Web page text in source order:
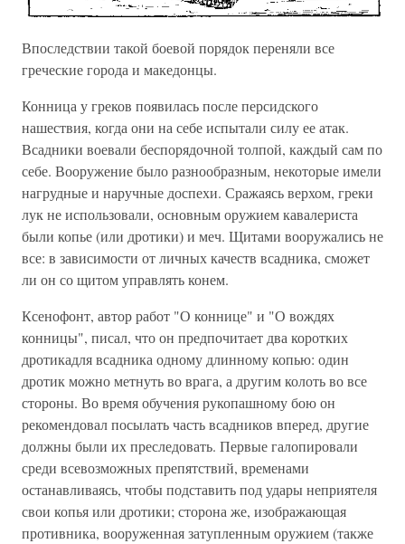
Впоследствии такой боевой порядок переняли все
греческие города и македонцы.
Конница у греков появилась после персидского
нашествия, когда они на себе испытали силу ее атак.
Всадники воевали беспорядочной толпой, каждый сам по
себе. Вооружение было разнообразным, некоторые имели
нагрудные и наручные доспехи. Сражаясь верхом, греки
лук не использовали, основным оружием кавалериста
были копье (или дротики) и меч. Щитами вооружались не
все: в зависимости от личных качеств всадника, сможет
ли он со щитом управлять конем.
Ксенофонт, автор работ "О коннице" и "О вождях
конницы", писал, что он предпочитает два коротких
дротикадля всадника одному длинному копью: один
дротик можно метнуть во врага, а другим колоть во все
стороны. Во время обучения рукопашному бою он
рекомендовал посылать часть всадников вперед, другие
должны были их преследовать. Первые галопировали
среди всевозможных препятствий, временами
останавливаясь, чтобы подставить под удары неприятеля
свои копья или дротики; сторона же, изображающая
противника, вооруженная затупленным оружием (также